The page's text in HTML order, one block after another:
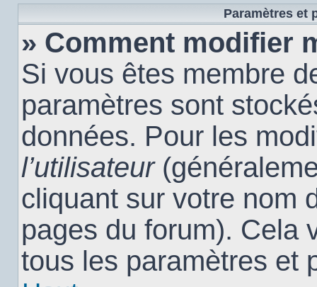
Paramètres et
» Comment modifier
Si vous êtes membre
paramètres sont
données. Pour les
l’utilisateur
cliquant sur votre nom
pages du forum). Cela
tous les paramètres et